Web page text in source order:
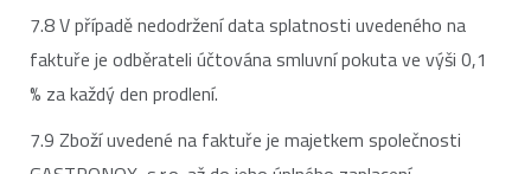
7.8 V případě nedodržení data splatnosti uvedeného na
faktuře je odběrateli účtována smluvní pokuta ve výši 0,1
% za každý den prodlení.
7.9 Zboží uvedené na faktuře je majetkem společnosti